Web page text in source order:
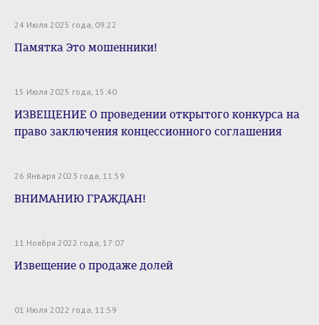
24 Июля 2025 года, 09:22
Памятка Это мошенники!
15 Июля 2025 года, 15:40
ИЗВЕЩЕНИЕ О проведении открытого конкурса на
право заключения концессионного соглашения
26 Января 2023 года, 11:59
ВНИМАНИЮ ГРАЖДАН!
11 Ноября 2022 года, 17:07
Извещение о продаже долей
01 Июля 2022 года, 11:59